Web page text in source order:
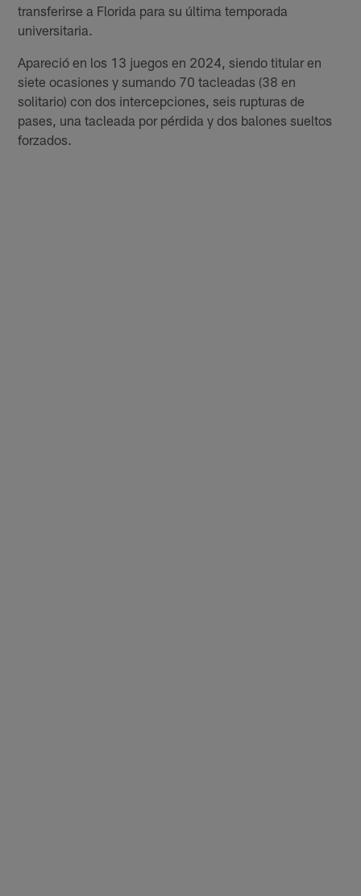
transferirse a Florida para su última temporada
universitaria.
Apareció en los 13 juegos en 2024, siendo titular en
siete ocasiones y sumando 70 tacleadas (38 en
solitario) con dos intercepciones, seis rupturas de
pases, una tacleada por pérdida y dos balones sueltos
forzados.